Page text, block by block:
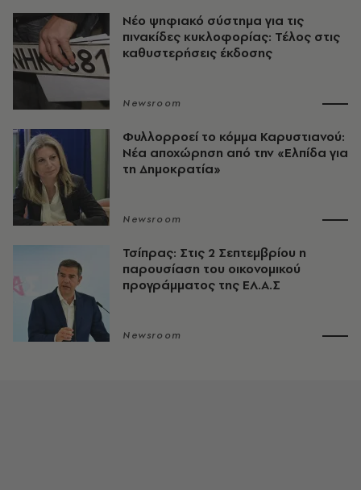
Νέο ψηφιακό σύστημα για τις
πινακίδες κυκλοφορίας: Τέλος στις
καθυστερήσεις έκδοσης
Newsroom
Φυλλορροεί το κόμμα Καρυστιανού:
Νέα αποχώρηση από την «Ελπίδα για
τη Δημοκρατία»
Newsroom
Τσίπρας: Στις 2 Σεπτεμβρίου η
παρουσίαση του οικονομικού
προγράμματος της ΕΛ.Α.Σ
Newsroom